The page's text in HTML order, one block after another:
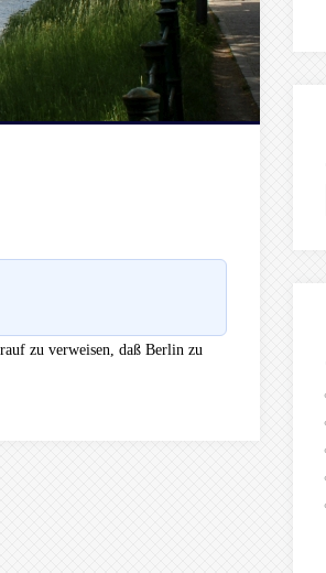
zu verweisen, daß Berlin zu